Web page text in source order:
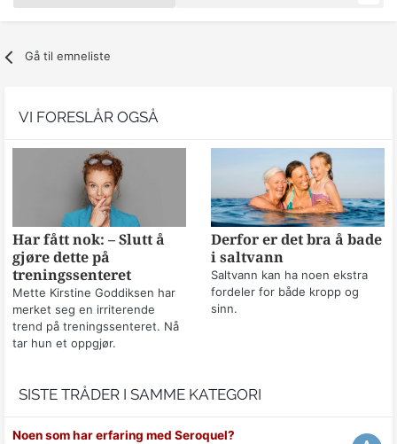
Gå til emneliste
VI FORESLÅR OGSÅ
Har fått nok: – Slutt å
gjøre dette på
treningssenteret
Mette Kirstine Goddiksen har
merket seg en irriterende
trend på treningssenteret. Nå
tar hun et oppgjør.
Derfor er det bra å bade
i saltvann
Saltvann kan ha noen ekstra
fordeler for både kropp og
sinn.
SISTE TRÅDER I SAMME KATEGORI
Noen som har erfaring med Seroquel?